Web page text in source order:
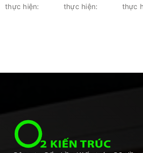
thực hiện:
thực hiện:
thực